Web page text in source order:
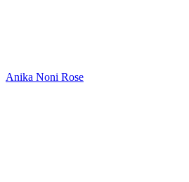
Anika Noni Rose